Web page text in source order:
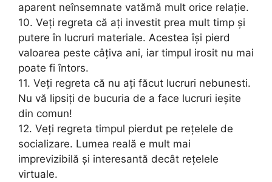
aparent neînsemnate vatămă mult orice relație.
10. Veți regreta că ați investit prea mult timp și
putere în lucruri materiale. Acestea își pierd
valoarea peste câțiva ani, iar timpul irosit nu mai
poate fi întors.
11. Veți regreta că nu ați făcut lucruri nebunesti.
Nu vă lipsiți de bucuria de a face lucruri ieșite
din comun!
12. Veți regreta timpul pierdut pe rețelele de
socializare. Lumea reală e mult mai
imprevizibilă și interesantă decât rețelele
virtuale.